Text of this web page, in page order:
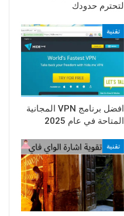
لتحترم حدودك
تقنية
افضل برنامج VPN المجانية
المتاحة في عام 2025
تقنية